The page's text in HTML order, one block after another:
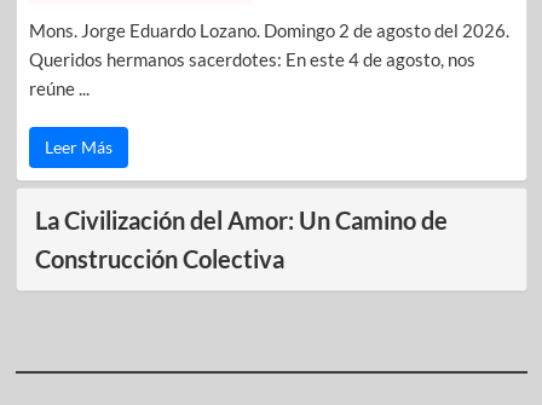
Mons. Jorge Eduardo Lozano. Domingo 2 de agosto del 2026.
Queridos hermanos sacerdotes: En este 4 de agosto, nos
reúne ...
Leer Más
La Civilización del Amor: Un Camino de
Construcción Colectiva